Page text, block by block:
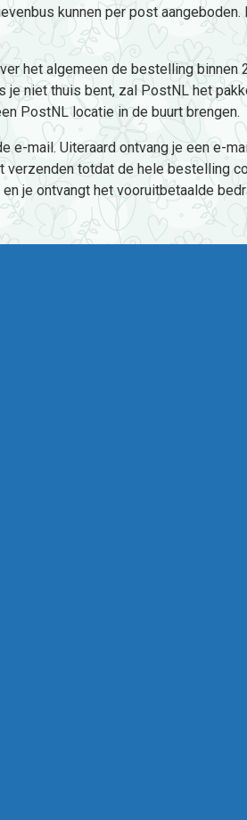
kunnen per post
het algemeen de bestelling
niet thuis bent, zal PostNL het
PostNL locatie in de buurt brengen.
mail. Uiteraard ontvang je een e-
totdat de hele bestelling
je ontvangt het vooruitbetaalde